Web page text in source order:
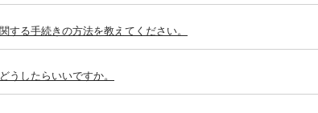
する手続きの方法を教えてください。
うしたらいいですか。